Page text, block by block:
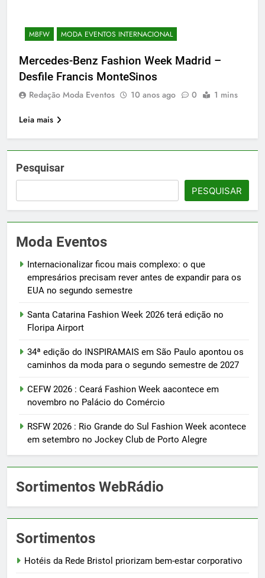
MBFW MODA EVENTOS INTERNACIONAL
Mercedes-Benz Fashion Week Madrid –
Desfile Francis MonteSinos
Redação Moda Eventos 10 anos ago 0 1 mins
Leia mais
Pesquisar
PESQUISAR
Moda Eventos
Internacionalizar ficou mais complexo: o que
empresários precisam rever antes de expandir para os
EUA no segundo semestre
Santa Catarina Fashion Week 2026 terá edição no
Floripa Airport
34ª edição do INSPIRAMAIS em São Paulo apontou os
caminhos da moda para o segundo semestre de 2027
CEFW 2026 : Ceará Fashion Week aacontece em
novembro no Palácio do Comércio
RSFW 2026 : Rio Grande do Sul Fashion Week acontece
em setembro no Jockey Club de Porto Alegre
Sortimentos WebRádio
Sortimentos
Hotéis da Rede Bristol priorizam bem-estar corporativo